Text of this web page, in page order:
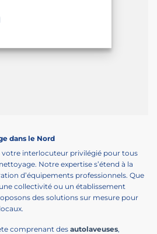
dans le Nord
votre interlocuteur privilégié pour tous
Notre expertise s’étend à la
d’équipements professionnels. Que
collectivité ou un établissement
des solutions sur mesure pour
comprenant des autolaveuses,